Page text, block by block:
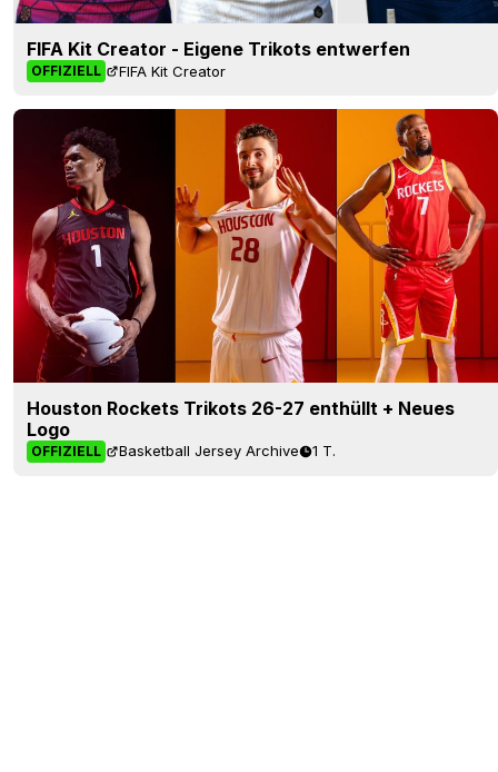
FIFA Kit Creator - Eigene Trikots entwerfen
OFFIZIELL FIFA Kit Creator
Houston Rockets Trikots 26-27 enthüllt + Neues
Logo
OFFIZIELL Basketball Jersey Archive 1 T.